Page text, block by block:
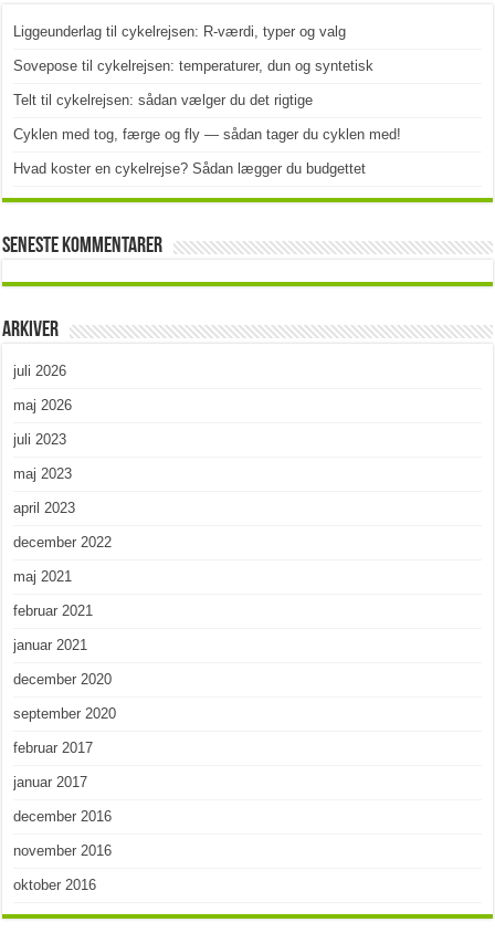
Liggeunderlag til cykelrejsen: R-værdi, typer og valg
Sovepose til cykelrejsen: temperaturer, dun og syntetisk
Telt til cykelrejsen: sådan vælger du det rigtige
Cyklen med tog, færge og fly — sådan tager du cyklen med!
Hvad koster en cykelrejse? Sådan lægger du budgettet
Seneste kommentarer
Arkiver
juli 2026
maj 2026
juli 2023
maj 2023
april 2023
december 2022
maj 2021
februar 2021
januar 2021
december 2020
september 2020
februar 2017
januar 2017
december 2016
november 2016
oktober 2016